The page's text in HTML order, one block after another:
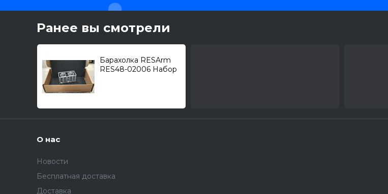
Ранее вы смотрели
Барахолка RESArm
RES48-02006 Набор
О нас
Новости
Бесплатная доставка
Доставка